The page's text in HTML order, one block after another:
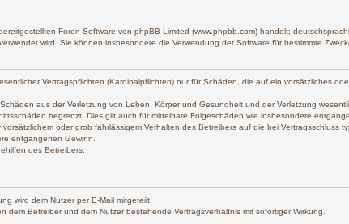
Foren-Software von phpBB Limited (www.phpbb.com) handelt;
wird. Sie können insbesondere die Verwendung der Software für bestimmte
Vertragspflichten (Kardinalpflichten) nur für Schäden, die auf ein vorsätzliches
aus der Verletzung von Leben, Körper und Gesundheit und der Verletzung
begrenzt. Dies gilt auch für mittelbare Folgeschäden wie insbesondere
oder grob fahrlässigem Verhalten des Betreibers auf die bei Vertragsschluss
entgangenen Gewinn.
des Betreibers.
wird dem Nutzer per E-Mail mitgeteilt.
Betreiber und dem Nutzer bestehende Vertragsverhältnis mit sofortiger Wirkung.